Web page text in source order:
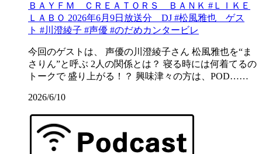
ＢＡＹＦＭ ＣＲＥＡＴＯＲＳ ＢＡＮＫ #ＬＩＫＥ
ＬＡＢＯ 2026年6月9日放送分 DJ #松風雅也 ゲス
ト #川澄綾子 #声優 #のだめカンタービレ
今回のゲストは、 声優の川澄綾子さん 松風雅也を“ま
さりん”と呼ぶ 2人の関係とは？ 寝る時には何着てるの
トークで 盛り上がる！？ 興味津々の方は、POD……
2026/6/10